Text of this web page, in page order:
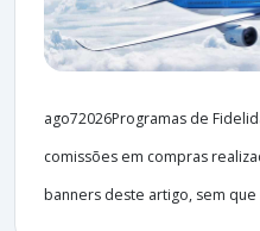
ago72026Programas de
comissões em compras
banners deste artigo, sem que